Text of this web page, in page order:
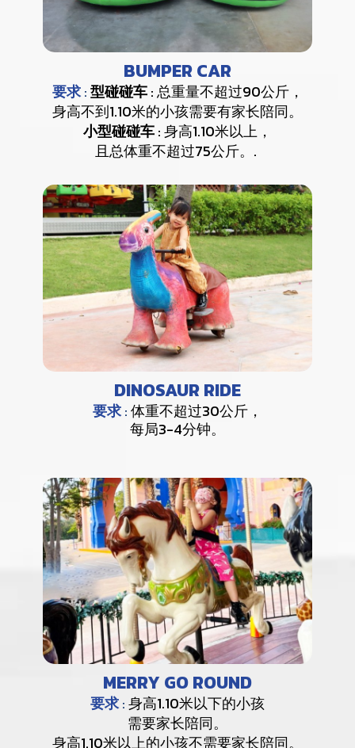
BUMPER CAR
要求 :型碰碰车: 总重量不超过90公斤，
身高不到1.10米的小孩需要有家长陪同。
小型碰碰车: 身高1.10米以上，
且总体重不超过75公斤。.
DINOSAUR RIDE
要求:体重不超过30公斤，
每局3-4分钟。
MERRY GO ROUND
要求:身高1.10米以下的小孩
需要家长陪同。
身高1.10米以上的小孩不需要家长陪同。